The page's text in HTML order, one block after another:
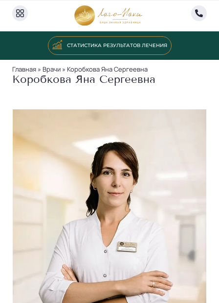
СТАТИСТИКА РЕЗУЛЬТАТОВ ЛЕЧЕНИЯ
Главная» Врачи» Коробкова Яна Сергеевна
Коробкова Яна Сергеевна